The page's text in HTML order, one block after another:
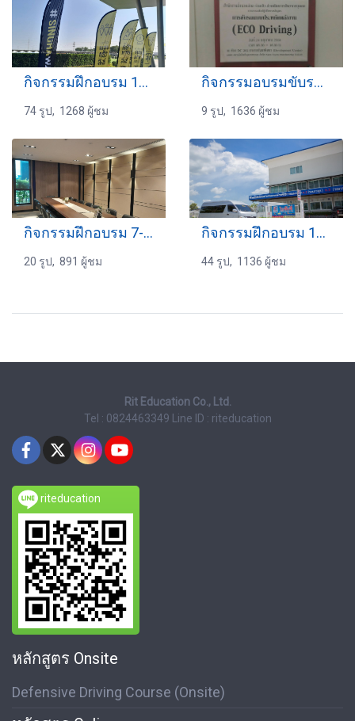
กิจกรรมฝึกอบรม 15-12-2565
74 รูป, 1268 ผู้ชม
กิจกรรมอบรมขับรถ 24-06-2560
9 รูป, 1636 ผู้ชม
กิจกรรมฝึกอบรม 7-14-06-2566
20 รูป, 891 ผู้ชม
กิจกรรมฝึกอบรม 12-09-2563
44 รูป, 1136 ผู้ชม
Rit Education Co., Ltd.
Tel : 0824463349 Line ID : riteducation
riteducation
หลักสูตร Onsite
Defensive Driving Course (Onsite)